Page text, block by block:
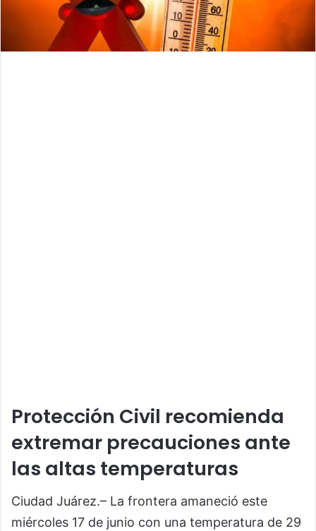
Protección Civil recomienda
extremar precauciones ante
las altas temperaturas
Ciudad Juárez.– La frontera amaneció este
miércoles 17 de junio con una temperatura de 29